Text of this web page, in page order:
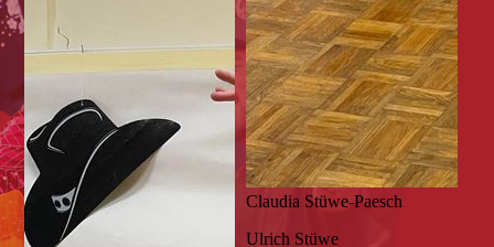
Claudia Stüwe-Paesch
Ulrich Stüwe